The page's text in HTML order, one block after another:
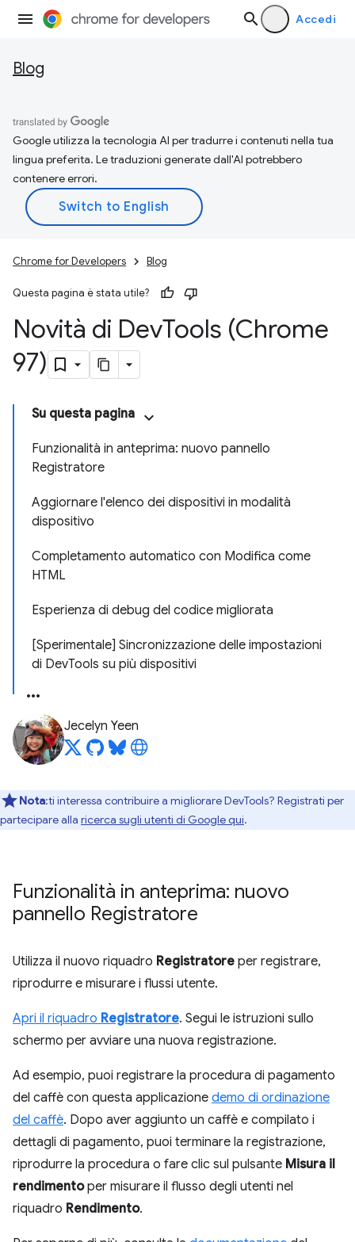
Accedi
Blog
Google utilizza la tecnologia AI per tradurre i contenuti nella tua
lingua preferita. Le traduzioni generate dall'AI potrebbero
contenere errori.
Chrome for Developers Blog
Questa pagina è stata utile?
Novità di DevTools (Chrome
97)
Su questa pagina
Funzionalità in anteprima: nuovo pannello
Registratore
Aggiornare l'elenco dei dispositivi in modalità
dispositivo
Completamento automatico con Modifica come
HTML
Esperienza di debug del codice migliorata
[Sperimentale] Sincronizzazione delle impostazioni
di DevTools su più dispositivi
Jecelyn Yeen
Nota:ti interessa contribuire a migliorare DevTools? Registrati per
partecipare alla ricerca sugli utenti di Google qui.
Funzionalità in anteprima: nuovo
pannello Registratore
Utilizza il nuovo riquadro Registratore per registrare,
riprodurre e misurare i flussi utente.
Apri il riquadro Registratore. Segui le istruzioni sullo
schermo per avviare una nuova registrazione.
Ad esempio, puoi registrare la procedura di pagamento
del caffè con questa applicazione demo di ordinazione
del caffè. Dopo aver aggiunto un caffè e compilato i
dettagli di pagamento, puoi terminare la registrazione,
riprodurre la procedura o fare clic sul pulsante Misura il
rendimentoper misurare il flusso degli utenti nel
riquadro Rendimento.